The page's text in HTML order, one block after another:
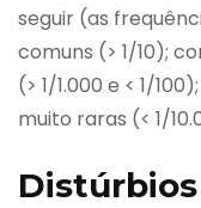
seguir (as
comuns (> 1/10);
(> 1/1.000 e < 1/
muito raras (< 1/